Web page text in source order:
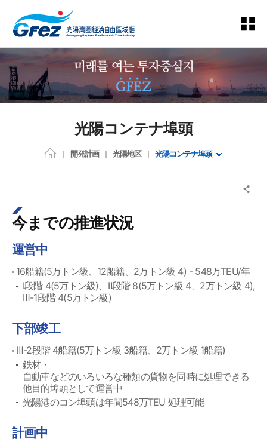
光陽コンテナ埠頭
開発計画 光陽地区 光陽コンテナ埠頭
今までの推進状況
運営中
16船籍(5万トン級、12船籍、2万トン級 4) - 548万TEU/年
Ⅰ段階 4(5万トン級)、Ⅱ段階 8(5万トン級 4、2万トン級 4),
Ⅲ-1段階 4(5万トン級)
下部竣工
Ⅲ-2段階 4船籍(5万トン級 3船籍、2万トン級 1船籍)
鉄材・
自動車などのいろいろな種類の貨物を同時に処理できる
他目的埠頭として運営中
光陽港のコン埠頭は年間548万TEU 処理可能
計画中